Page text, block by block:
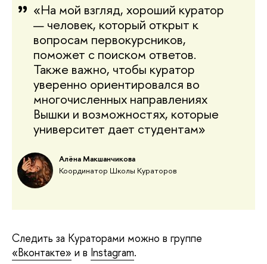
«На мой взгляд, хороший куратор
— человек, который открыт к
вопросам первокурсников,
поможет с поиском ответов.
Также важно, чтобы куратор
уверенно ориентировался во
многочисленных направлениях
Вышки и возможностях, которые
университет дает студентам»
Алёна Макшанчикова
Координатор Школы Кураторов
Следить за Кураторами можно в группе
«Вконтакте» и в Instagram.